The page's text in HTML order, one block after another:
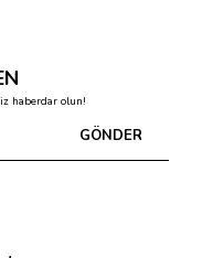
haberdar olun!
GÖNDER